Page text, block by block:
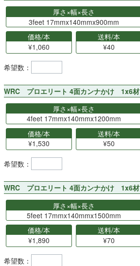
厚さ×幅×長さ
3feet 17mmx140mmx900mm
価格/本
¥1,060
送料/本
¥40
希望数：
WRC プロエリート 4面カンナかけ 1x6材
厚さ×幅×長さ
4feet 17mmx140mmx1200mm
価格/本
¥1,530
送料/本
¥50
希望数：
WRC プロエリート 4面カンナかけ 1x6材
厚さ×幅×長さ
5feet 17mmx140mmx1500mm
価格/本
¥1,890
送料/本
¥70
希望数：